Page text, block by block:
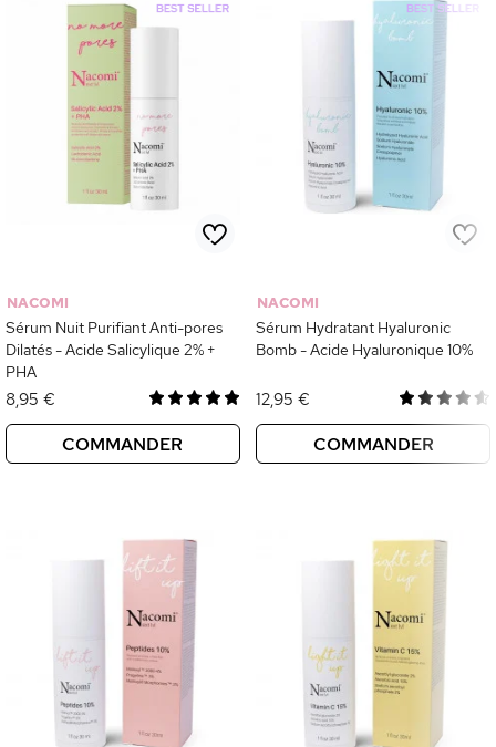
NACOMI
Sérum Nuit Purifiant Anti-pores
Dilatés - Acide Salicylique 2% +
PHA
8,95 €
COMMANDER
NACOMI
Sérum Hydratant Hyaluronic
Bomb - Acide Hyaluronique 10%
12,95 €
COMMANDER